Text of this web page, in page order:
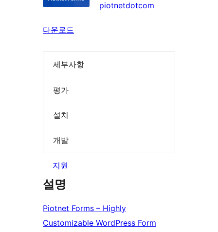
piotnetdotcom
다운로드
세부사항
평가
설치
개발
지원
설명
Piotnet Forms – Highly
Customizable WordPress Form